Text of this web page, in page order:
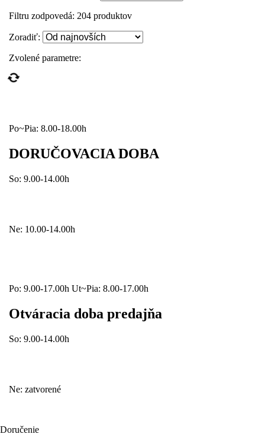
Filtru zodpovedá: 204 produktov
Zoradiť:
Zvolené parametre:
Po~Pia: 8.00-18.00h
DORUČOVACIA DOBA
So: 9.00-14.00h
Ne: 10.00-14.00h
Po: 9.00-17.00h Ut~Pia: 8.00-17.00h
Otváracia doba predajňa
So: 9.00-14.00h
Ne: zatvorené
Doručenie